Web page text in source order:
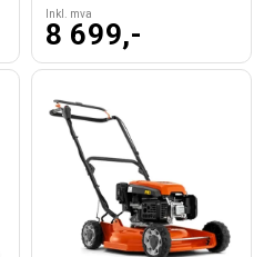
Inkl. mva
8 699,-